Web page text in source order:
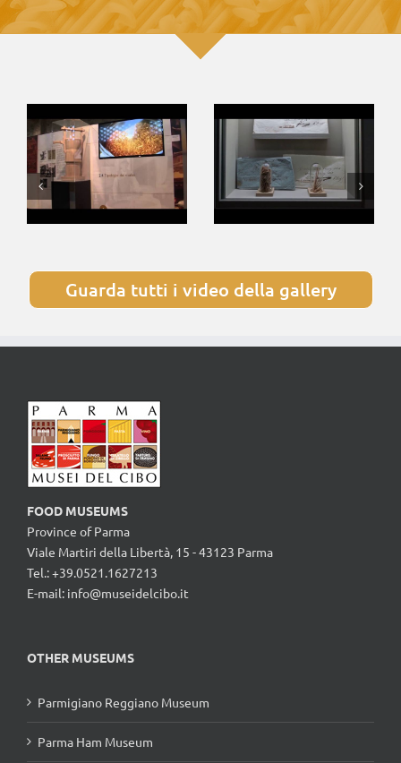
Guarda tutti i video della gallery
FOOD MUSEUMS
Province of Parma
Viale Martiri della Libertà, 15 - 43123 Parma
Tel.: +39.0521.1627213
E-mail: info@museidelcibo.it
OTHER MUSEUMS
Parmigiano Reggiano Museum
Parma Ham Museum